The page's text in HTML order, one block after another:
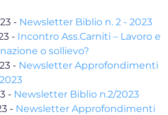
- Newsletter Biblio n. 2 - 2023
- Incontro Ass.Carniti – Lavoro e
o sollievo?
- Newsletter Approfondimenti
- Newsletter Biblio n.2/2023
- Newsletter Approfondimenti